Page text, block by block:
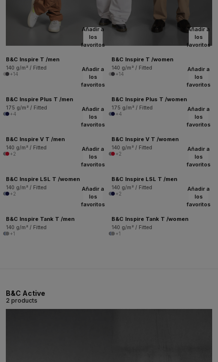
Añadir a
los
favoritos
B&C Inspire T /men
140 g/m² / Fitted
+14
Añadir a
los
favoritos
B&C Inspire T /women
140 g/m² / Fitted
+14
Añadir a
los
favoritos
B&C Inspire Plus T /men
175 g/m² / Fitted
+4
Añadir a
los
favoritos
B&C Inspire Plus T /women
175 g/m² / Fitted
+4
Añadir a
los
favoritos
B&C Inspire V T /men
140 g/m² / Fitted
+2
Añadir a
los
favoritos
B&C Inspire V T /women
140 g/m² / Fitted
+2
Añadir a
los
favoritos
B&C Inspire LSL T /women
140 g/m² / Fitted
+2
Añadir a
los
favoritos
B&C Inspire LSL T /men
140 g/m² / Fitted
+2
Añadir a
los
favoritos
B&C Inspire Tank T /men
140 g/m² / Fitted
+1
Añadir a
los
favoritos
B&C Inspire Tank T /women
140 g/m² / Fitted
+1
B&C Active
2 products